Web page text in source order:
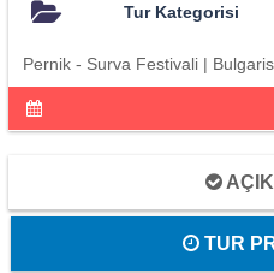
Tur Kategorisi
Pernik - Surva Festivali |
TUR